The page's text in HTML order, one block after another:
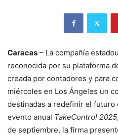
Caracas – La compañía
reconocida por su plataforma
creada por contadores y para
miércoles en Los Ángeles un
destinadas a redefinir el futuro
evento anual TakeControl 2025
de septiembre, la firma